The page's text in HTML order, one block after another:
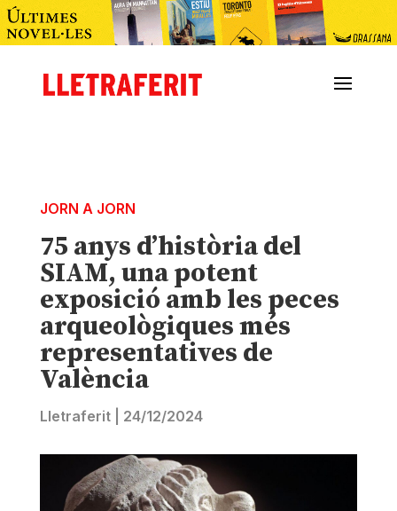
JORN A JORN
75 anys d’història del
SIAM, una potent
exposició amb les peces
arqueològiques més
representatives de
València
Lletraferit| 24/12/2024